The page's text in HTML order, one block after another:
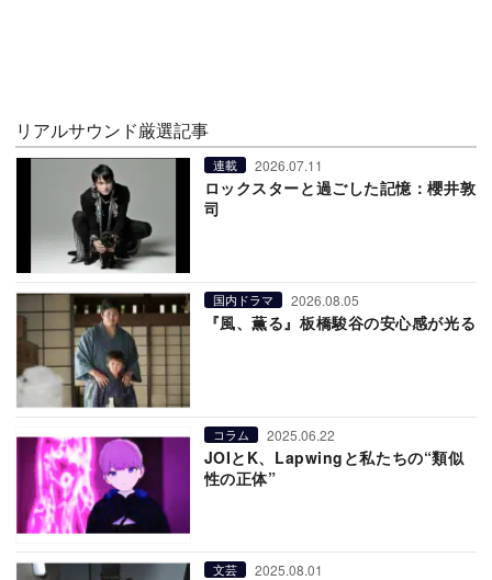
リアルサウンド厳選記事
連載 2026.07.11
ロックスターと過ごした記憶：櫻井敦
司
国内ドラマ 2026.08.05
『風、薫る』板橋駿谷の安心感が光る
コラム 2025.06.22
JOIとK、Lapwingと私たちの“類似
性の正体”
文芸 2025.08.01